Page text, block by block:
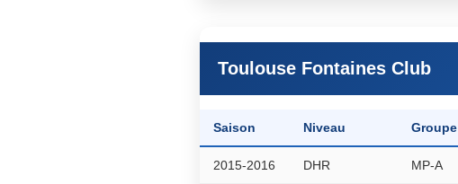
Toulouse Fontaines Club
Saison Niveau Groupe
2015-2016 DHR MP-A